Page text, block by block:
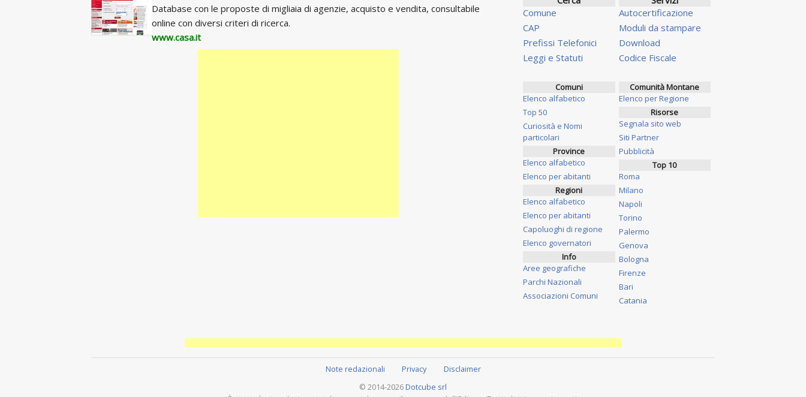
Database con le proposte di migliaia di agenzie, acquisto e vendita, consultabile
online con diversi criteri di ricerca.
www.casa.it
Comune
CAP
Prefissi Telefonici
Leggi e Statuti
Autocertificazione
Moduli da stampare
Download
Codice Fiscale
Comuni
Elenco alfabetico
Top 50
Curiosità e Nomi
particolari
Province
Elenco alfabetico
Elenco per abitanti
Regioni
Elenco alfabetico
Elenco per abitanti
Capoluoghi di regione
Elenco governatori
Info
Aree geografiche
Parchi Nazionali
Associazioni Comuni
Comunità Montane
Elenco per Regione
Risorse
Segnala sito web
Siti Partner
Pubblicità
Top 10
Roma
Milano
Napoli
Torino
Palermo
Genova
Bologna
Firenze
Bari
Catania
Note redazionali Privacy
Disclaimer
© 2014-2026 Dotcube srl